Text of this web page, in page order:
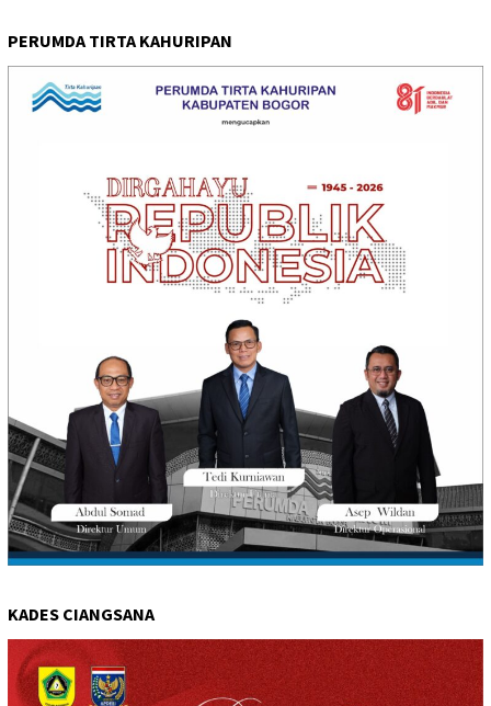
PERUMDA TIRTA KAHURIPAN
KADES CIANGSANA